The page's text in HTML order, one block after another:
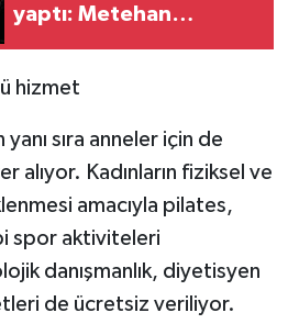
yaptı: Metehan
hizmet
sıra anneler için de
alıyor. Kadınların fiziksel ve
amacıyla pilates,
spor aktiviteleri
danışmanlık, diyetisyen
de ücretsiz veriliyor.